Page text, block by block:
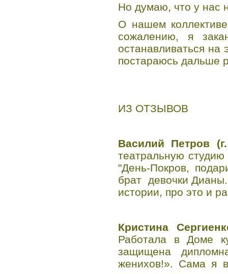
Но думаю, что у нас
О нашем
сожалению, я
останавливаться на
постараюсь дальше
ИЗ ОТЗЫВОВ
Василий Петров
театральную
"День-Покров,
брат девочки
истории, про это и
Кристина
Работала в Доме
защищена
женихов!». Сама я